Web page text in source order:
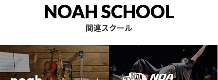
NOAH SCHOOL
関連スクール